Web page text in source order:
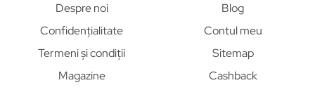
Despre noi
Confidențialitate
Termeni și condiții
Magazine
Blog
Contul meu
Sitemap
Cashback